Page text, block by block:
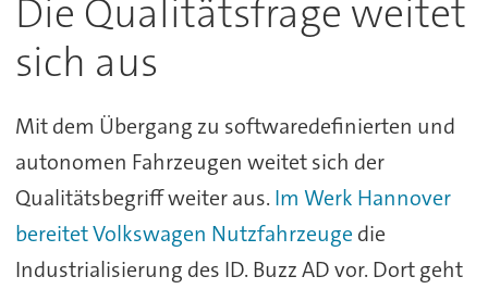
Die Qualitätsfrage weitet
sich aus
Mit dem Übergang zu softwaredefinierten und
autonomen Fahrzeugen weitet sich der
Qualitätsbegriff weiter aus. Im Werk Hannover
bereitet Volkswagen Nutzfahrzeuge die
Industrialisierung des ID. Buzz AD vor. Dort geht